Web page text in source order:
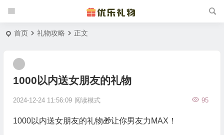
首页 礼物攻略 正文
1000以内送女朋友的礼物
2024-12-24 11:56:09 95
阅读模式
1000以内送女朋友的礼物🎁让你男友力MAX！